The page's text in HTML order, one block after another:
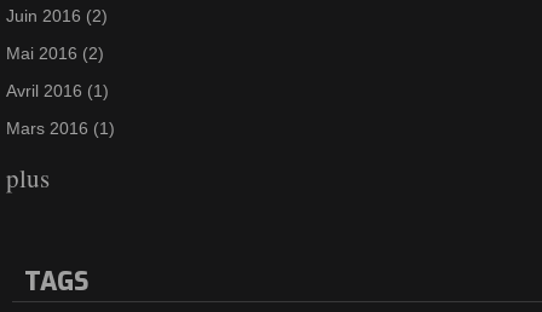
Juin 2016 (2)
Mai 2016 (2)
Avril 2016 (1)
Mars 2016 (1)
plus
TAGS